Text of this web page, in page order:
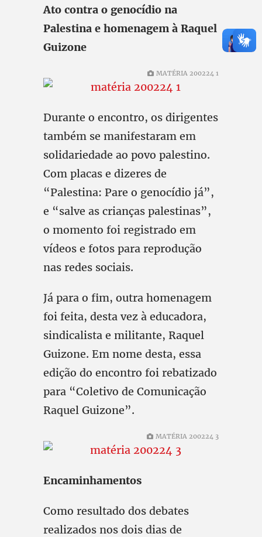
Ato contra o genocídio na
Palestina e homenagem à Raquel
Guizone
MATÉRIA 200224 1
Durante o encontro, os dirigentes
também se manifestaram em
solidariedade ao povo palestino.
Com placas e dizeres de
“Palestina: Pare o genocídio já”,
e “salve as crianças palestinas”,
o momento foi registrado em
vídeos e fotos para reprodução
nas redes sociais.
Já para o fim, outra homenagem
foi feita, desta vez à educadora,
sindicalista e militante, Raquel
Guizone. Em nome desta, essa
edição do encontro foi rebatizado
para “Coletivo de Comunicação
Raquel Guizone”.
MATÉRIA 200224 3
Encaminhamentos
Como resultado dos debates
realizados nos dois dias de